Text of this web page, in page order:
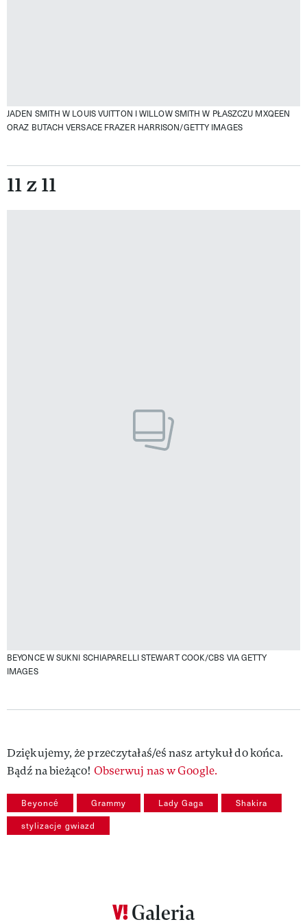
JADEN SMITH W LOUIS VUITTON I WILLOW SMITH W PŁASZCZU MXQEEN
ORAZ BUTACH VERSACE FRAZER HARRISON/GETTY IMAGES
11 z 11
BEYONCE W SUKNI SCHIAPARELLISTEWART COOK/CBS VIA GETTY
IMAGES
Dziękujemy, że przeczytałaś/eś nasz artykuł do końca.
Bądź na bieżąco! Obserwuj nas w Google.
Beyoncé Grammy Lady Gaga Shakira
stylizacje gwiazd
Galeria